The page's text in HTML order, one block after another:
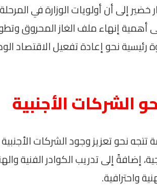
إلى أن أولويات الوزارة في
أهمية إنهاء ملف الغاز المحروق
رئيسية نحو إعادة تفعيل الاقتصاد
الشركات الأجنبية
تتجه نحو تعزيز وجود الشركات
إضافةً إلى تدريب الكوادر الفنية
واحترافية.